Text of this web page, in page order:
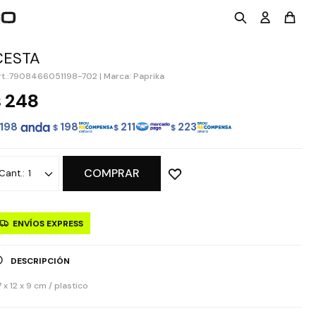
7908466051198-702 | Marca: Paprika
248
198 $ 198 $ 211 $ 223
1 COMPRAR
ENVÍOS EXPRESS
DESCRIPCIÓN
x 12 x 9 cm / plastico